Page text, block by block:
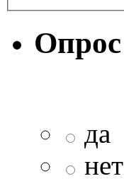
Опрос
да
нет